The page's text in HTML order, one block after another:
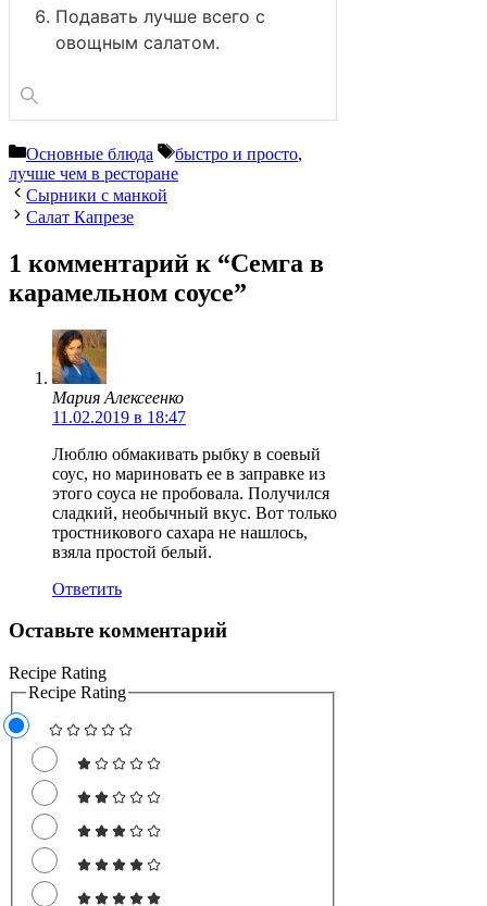
Подавать лучше всего с
овощным салатом.
Рубрики
Основные блюда Метки
быстро и просто,
лучше чем в ресторане
Сырники с манкой
Салат Капрезе
1 комментарий к “Семга в
карамельном соусе”
Мария Алексеенко
11.02.2019 в 18:47
Люблю обмакивать рыбку в соевый
соус, но мариновать ее в заправке из
этого соуса не пробовала. Получился
сладкий, необычный вкус. Вот только
тростникового сахара не нашлось,
взяла простой белый.
Ответить
Оставьте комментарий
Recipe Rating
Recipe Rating